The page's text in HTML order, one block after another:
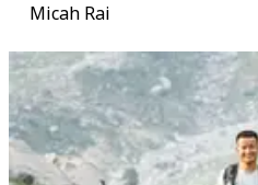
Micah Rai